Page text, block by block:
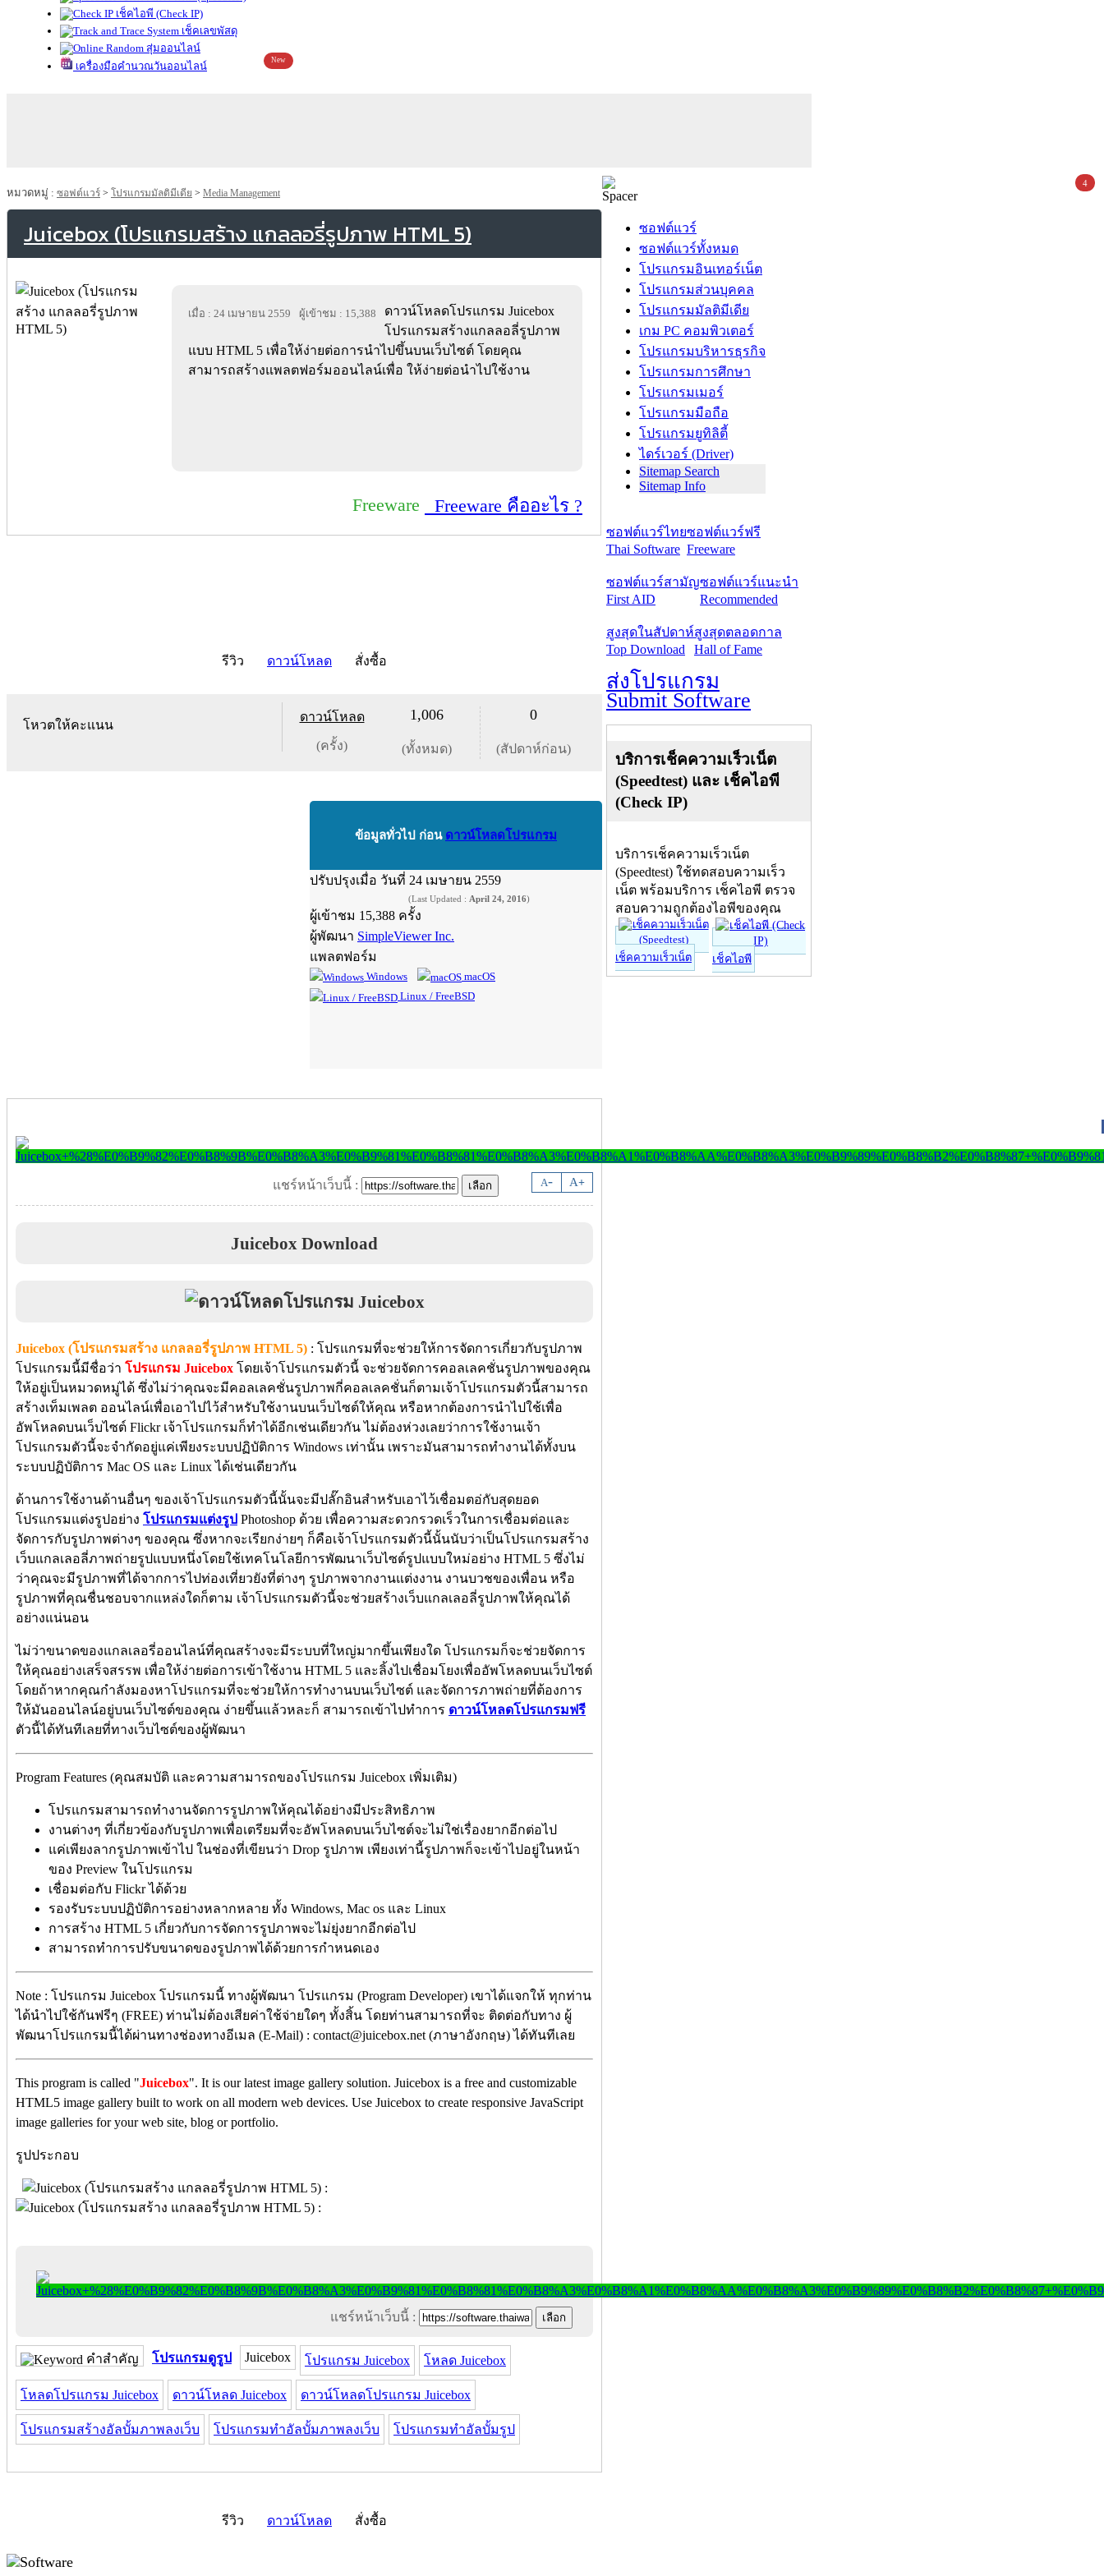
เช็คไอพี (Check IP)
เช็คเลขพัสดุ
สุ่มออนไลน์
เครื่องมือคำนวณวันออนไลน์
New
หมวดหมู่ : ซอฟต์แวร์ > โปรแกรมมัลติมีเดีย > Media Management
Juicebox (โปรแกรมสร้าง แกลลอรี่รูปภาพ HTML 5)
เมื่อ : 24 เมษายน 2559 ผู้เข้าชม : 15,388
ดาวน์โหลดโปรแกรม Juicebox
โปรแกรมสร้างแกลลอลี่รูปภาพ
แบบ HTML 5 เพื่อให้ง่ายต่อการนำไปขึ้นบนเว็บไซต์ โดยคุณ
สามารถสร้างแพลตฟอร์มออนไลน์เพื่อ ให้ง่ายต่อนำไปใช้งาน
Freeware Freeware คืออะไร ?
รีวิว ดาวน์โหลด สั่งซื้อ
โหวตให้คะแนน
ดาวน์โหลด
(ครั้ง)
1,006
(ทั้งหมด)
0
(สัปดาห์ก่อน)
ข้อมูลทั่วไป ก่อน ดาวน์โหลดโปรแกรม
ปรับปรุงเมื่อ วันที่ 24 เมษายน 2559
(Last Updated : April 24, 2016)
ผู้เข้าชม 15,388 ครั้ง
ผู้พัฒนา SimpleViewer Inc.
แพลตฟอร์ม
Windows
macOS
Linux / FreeBSD
A- A+
แชร์หน้าเว็บนี้ :
Juicebox Download
Juicebox (โปรแกรมสร้าง แกลลอรี่รูปภาพ HTML 5) : โปรแกรมที่จะช่วยให้การจัดการเกี่ยวกับรูปภาพ
โปรแกรมนี้มีชื่อว่า โปรแกรม Juicebox โดยเจ้าโปรแกรมตัวนี้ จะช่วยจัดการคอลเลคชั่นรูปภาพของคุณ
ให้อยู่เป็นหมวดหมู่ได้ ซึ่งไม่ว่าคุณจะมีคอลเลคชั่นรูปภาพกี่คอลเลคชั่นก็ตามเจ้าโปรแกรมตัวนี้สามารถ
สร้างเท็มเพลต ออนไลน์เพื่อเอาไปไว้สำหรับใช้งานบนเว็บไซต์ให้คุณ หรือหากต้องการนำไปใช้เพื่อ
อัพโหลดบนเว็บไซต์ Flickr เจ้าโปรแกรมก็ทำได้อีกเช่นเดียวกัน ไม่ต้องห่วงเลยว่าการใช้งานเจ้า
โปรแกรมตัวนี้จะจำกัดอยู่แค่เพียงระบบปฏิบัติการ Windows เท่านั้น เพราะมันสามารถทำงานได้ทั้งบน
ระบบปฏิบัติการ Mac OS และ Linux ได้เช่นเดียวกัน
ด้านการใช้งานด้านอื่นๆ ของเจ้าโปรแกรมตัวนี้นั้นจะมีปลั๊กอินสำหรับเอาไว้เชื่อมตอ่กับสุดยอด
โปรแกรมแต่งรูปอย่าง โปรแกรมแต่งรูป Photoshop ด้วย เพื่อความสะดวกรวดเร็วในการเชื่อมต่อและ
จัดการกับรูปภาพต่างๆ ของคุณ ซึ่งหากจะเรียกง่ายๆ ก็คือเจ้าโปรแกรมตัวนี้นั้นนับว่าเป็นโปรแกรมสร้าง
เว็บแกลเลอลี่ภาพถ่ายรูปแบบหนึ่งโดยใช้เทคโนโลยีการพัฒนาเว็บไซต์รูปแบบใหม่อย่าง HTML 5 ซึ่งไม่
ว่าคุณจะมีรูปภาพที่ได้จากการไปท่องเที่ยวยังที่ต่างๆ รูปภาพจากงานแต่งงาน งานบวชของเพื่อน หรือ
รูปภาพที่คุณชื่นชอบจากแหล่งใดก็ตาม เจ้าโปรแกรมตัวนี้จะช่วยสร้างเว็บแกลเลอลี่รูปภาพให้คุณได้
อย่างแน่นอน
ไม่ว่าขนาดของแกลเลอรี่ออนไลน์ที่คุณสร้างจะมีระบบที่ใหญ่มากขึ้นเพียงใด โปรแกรมก็จะช่วยจัดการ
ให้คุณอย่างเสร็จสรรพ เพื่อให้ง่ายต่อการเข้าใช้งาน HTML 5 และลิ้งไปเชื่อมโยงเพื่ออัพโหลดบนเว็บไซต์
โดยถ้าหากคุณกำลังมองหาโปรแกรมที่จะช่วยให้การทำงานบนเว็บไซต์ และจัดการภาพถ่ายที่ต้องการ
ให้มันออนไลน์อยู่บนเว็บไซต์ของคุณ ง่ายขึ้นแล้วหละก็ สามารถเข้าไปทำการ ดาวน์โหลดโปรแกรมฟรี
ตัวนี้ได้ทันทีเลยที่ทางเว็บไซต์ของผู้พัฒนา
Program Features (คุณสมบัติ และความสามารถของโปรแกรม Juicebox เพิ่มเติม)
โปรแกรมสามารถทำงานจัดการรูปภาพให้คุณได้อย่างมีประสิทธิภาพ
งานต่างๆ ที่เกี่ยวข้องกับรูปภาพเพื่อเตรียมที่จะอัพโหลดบนเว็บไซต์จะไม่ใช่เรื่องยากอีกต่อไป
แค่เพียงลากรูปภาพเข้าไป ในช่องที่เขียนว่า Drop รูปภาพ เพียงเท่านี้รูปภาพก็จะเข้าไปอยู่ในหน้า
ของ Preview ในโปรแกรม
เชื่อมต่อกับ Flickr ได้ด้วย
รองรับระบบปฏิบัติการอย่างหลากหลาย ทั้ง Windows, Mac os และ Linux
การสร้าง HTML 5 เกี่ยวกับการจัดการรูปภาพจะไม่ยุ่งยากอีกต่อไป
สามารถทำการปรับขนาดของรูปภาพได้ด้วยการกำหนดเอง
Note : โปรแกรม Juicebox โปรแกรมนี้ ทางผู้พัฒนา โปรแกรม (Program Developer) เขาได้แจกให้ ทุกท่าน
ได้นำไปใช้กันฟรีๆ (FREE) ท่านไม่ต้องเสียค่าใช้จ่ายใดๆ ทั้งสิ้น โดยท่านสามารถที่จะ ติดต่อกับทาง ผู้
พัฒนาโปรแกรมนี้ได้ผ่านทางช่องทางอีเมล (E-Mail) : contact@juicebox.net (ภาษาอังกฤษ) ได้ทันทีเลย
This program is called "Juicebox". It is our latest image gallery solution. Juicebox is a free and customizable
HTML5 image gallery built to work on all modern web devices. Use Juicebox to create responsive JavaScript
image galleries for your web site, blog or portfolio.
รูปประกอบ
แชร์หน้าเว็บนี้ :
คำสำคัญ โปรแกรมดูรูป Juicebox โปรแกรม Juicebox โหลด Juicebox
โหลดโปรแกรม Juicebox ดาวน์โหลด Juicebox ดาวน์โหลดโปรแกรม Juicebox
โปรแกรมสร้างอัลบั้มภาพลงเว็บ โปรแกรมทำอัลบั้มภาพลงเว็บ โปรแกรมทำอัลบั้มรูป
รีวิว ดาวน์โหลด สั่งซื้อ
ซอฟต์แวร์
ซอฟต์แวร์ทั้งหมด
โปรแกรมอินเทอร์เน็ต
โปรแกรมส่วนบุคคล
โปรแกรมมัลติมีเดีย
เกม PC คอมพิวเตอร์
โปรแกรมบริหารธุรกิจ
โปรแกรมการศึกษา
โปรแกรมเมอร์
โปรแกรมมือถือ
โปรแกรมยูทิลิตี้
ไดร์เวอร์ (Driver)
Sitemap Search
Sitemap Info
ซอฟต์แวร์ไทย
Thai Software
ซอฟต์แวร์ฟรี
Freeware
ซอฟต์แวร์สามัญ
First AID
ซอฟต์แวร์แนะนำ
Recommended
สูงสุดในสัปดาห์
Top Download
สูงสุดตลอดกาล
Hall of Fame
ส่งโปรแกรม
Submit Software
บริการเช็คความเร็วเน็ต
(Speedtest) และ เช็คไอพี
(Check IP)
บริการเช็คความเร็วเน็ต
(Speedtest) ใช้ทดสอบความเร็ว
เน็ต พร้อมบริการ เช็คไอพี ตรวจ
สอบความถูกต้องไอพีของคุณ
เช็คความเร็วเน็ต เช็คไอพี
4